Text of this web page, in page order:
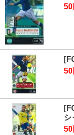
50
50
シ
50